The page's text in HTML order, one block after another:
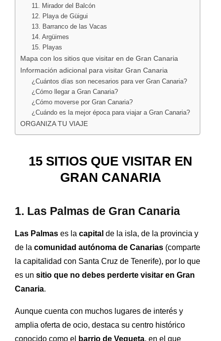
11. Mirador del Balcón
12. Playa de Güigui
13. Barranco de las Vacas
14. Argüimes
15. Playas
Mapa con los sitios que visitar en de Gran Canaria
Información adicional para visitar Gran Canaria
¿Cuántos días son necesarios para ver Gran Canaria?
¿Cómo llegar a Gran Canaria?
¿Cómo moverse por Gran Canaria?
¿Cuándo es la mejor época para viajar a Gran Canaria?
ORGANIZA TU VIAJE
15 SITIOS QUE VISITAR EN
GRAN CANARIA
1. Las Palmas de Gran Canaria
Las Palmas es la capital de la isla, de la provincia y
de la comunidad autónoma de Canarias (comparte
la capitalidad con Santa Cruz de Tenerife), por lo que
es un sitio que no debes perderte visitar en Gran
Canaria.
Aunque cuenta con muchos lugares de interés y
amplia oferta de ocio, destaca su centro histórico
conocido como el
barrio de Vegueta, en el que